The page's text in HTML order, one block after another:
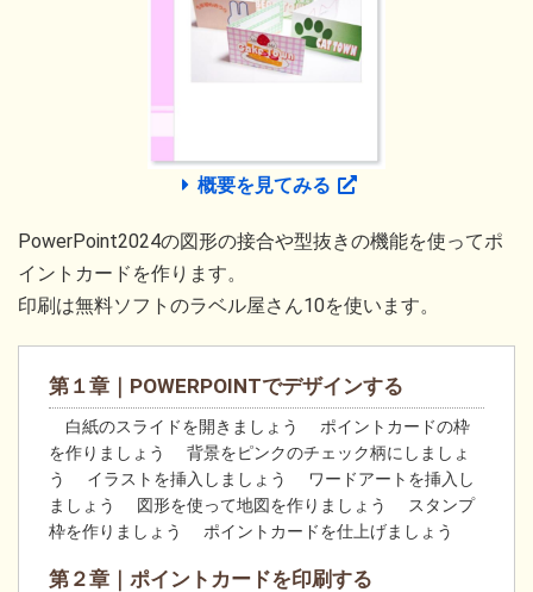
概要を見てみる
PowerPoint2024の図形の接合や型抜きの機能を使ってポ
イントカードを作ります。
印刷は無料ソフトのラベル屋さん10を使います。
第１章｜POWERPOINTでデザインする
白紙のスライドを開きましょう ポイントカードの枠
を作りましょう 背景をピンクのチェック柄にしましょ
う イラストを挿入しましょう ワードアートを挿入し
ましょう 図形を使って地図を作りましょう スタンプ
枠を作りましょう ポイントカードを仕上げましょう
第２章｜ポイントカードを印刷する